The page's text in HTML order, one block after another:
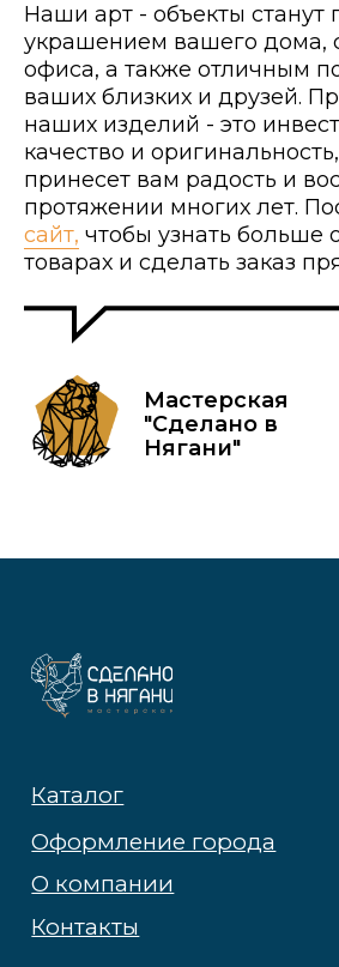
Наши арт - объекты станут
украшением вашего дома,
офиса, а также отличным
ваших близких и друзей.
наших изделий - это
качество и
принесет вам радость и
протяжении многих лет.
сайт, чтобы узнать больше
товарах и сделать заказ
Мастерская
"Сделано в
Нягани"
© Все права защищены 2026